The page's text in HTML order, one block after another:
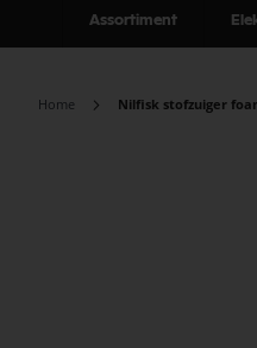
Assortiment
Home Nilfisk stofzuiger